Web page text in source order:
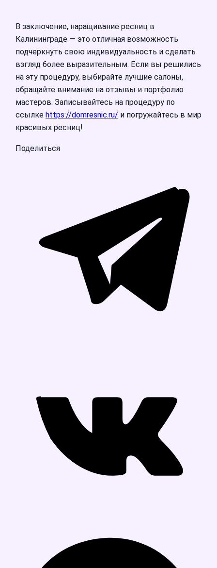
В заключение, наращивание ресниц в
Калининграде — это отличная возможность
подчеркнуть свою индивидуальность и сделать
взгляд более выразительным. Если вы решились
на эту процедуру, выбирайте лучшие салоны,
обращайте внимание на отзывы и портфолио
мастеров. Записывайтесь на процедуру по
ссылке https://domresnic.ru/ и погружайтесь в мир
красивых ресниц!
Поделиться